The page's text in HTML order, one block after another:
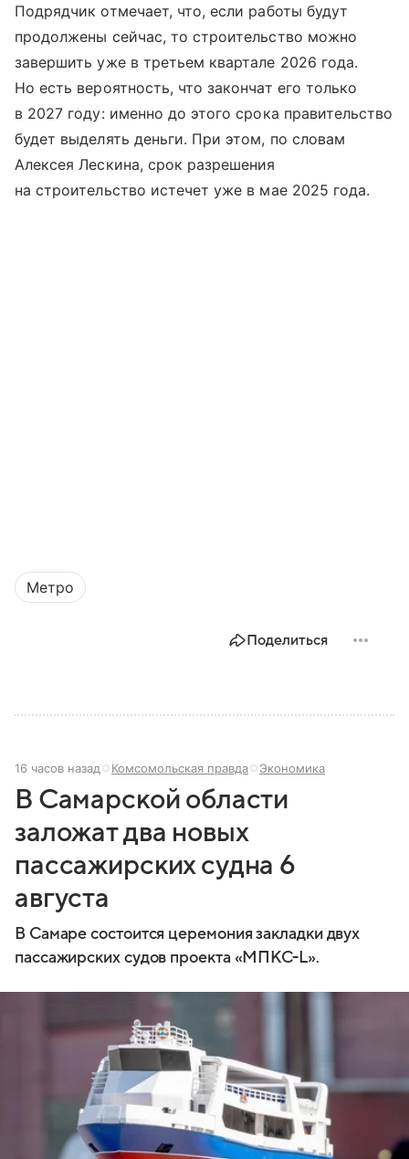
Подрядчик отмечает, что, если работы будут
продолжены сейчас, то строительство можно
завершить уже в третьем квартале 2026 года.
Но есть вероятность, что закончат его только
в 2027 году: именно до этого срока правительство
будет выделять деньги. При этом, по словам
Алексея Лескина, срок разрешения
на строительство истечет уже в мае 2025 года.
Метро
Поделиться
16 часов назад Комсомольская правда Экономика
В Самарской области
заложат два новых
пассажирских судна 6
августа
В Самаре состоится церемония закладки двух
пассажирских судов проекта «МПКС-L».